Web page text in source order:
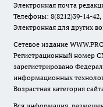
Электронная почта
Телефоны: 8(8212)39-14-42,
Электронная для других
Сетевое издание
Регистрационный номер
зарегистрировано
информационных
Возрастная категория